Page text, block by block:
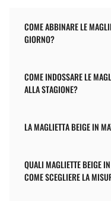
COME ABBINARE LE
GIORNO?
COME INDOSSARE LE
ALLA STAGIONE?
LA MAGLIETTA BEIGE IN
QUALI MAGLIETTE BEIGE
COME SCEGLIERE LA